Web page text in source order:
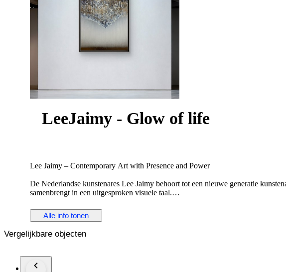
LeeJaimy - Glow of life
Lee Jaimy – Contemporary Art with Presence and Power
De Nederlandse kunstenares Lee Jaimy behoort tot een nieuwe generatie
samenbrengt in een uitgesproken visuele taal.
niet alleen wordt gezien, maar vooral wordt ervaren.
Haar werk werd gepresenteerd tijdens Arte Firenze in het historische Palazzo
Golling in Oostenrijk, waar zij werd onderscheiden met het Certificate of Artistic
Alle info tonen
Vergelijkbare objecten